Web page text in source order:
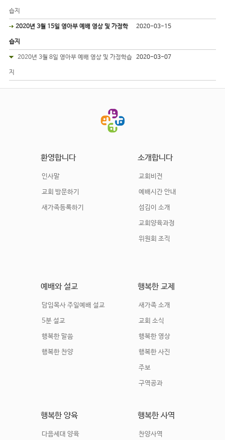
습지
2020년 3월 15일 영아부 예배 영상 및 가정학
습지
2020-03-15
2020년 3월 8일 영아부 예배 영상 및 가정학습
지
2020-03-07
환영합니다
인사말
교회 방문하기
새가족등록하기
소개합니다
교회비전
예배시간 안내
섬김이 소개
교회양육과정
위원회 조직
예배와 설교
담임목사 주일예배 설교
5분 설교
행복한 말씀
행복한 찬양
행복한 교제
새가족 소개
교회 소식
행복한 영상
행복한 사진
주보
구역공과
행복한 양육
다음세대 양육
행복한 사역
찬양사역